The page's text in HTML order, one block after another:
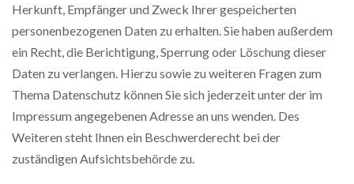
Herkunft, Empfänger und Zweck Ihrer gespeicherten
personenbezogenen Daten zu erhalten. Sie haben außerdem
ein Recht, die Berichtigung, Sperrung oder Löschung dieser
Daten zu verlangen. Hierzu sowie zu weiteren Fragen zum
Thema Datenschutz können Sie sich jederzeit unter der im
Impressum angegebenen Adresse an uns wenden. Des
Weiteren steht Ihnen ein Beschwerderecht bei der
zuständigen Aufsichtsbehörde zu.